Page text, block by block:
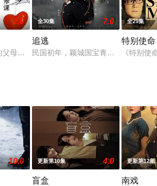
2.0
父母因车祸身亡，妹妹箬婷患病住院，父好友
全30集 7.0
追逃
民国初年，颖城国宝青铜狮子被盗，
全29集
特别使命
《特别
10.0 更新第10集 4.0
盲盒
更新第12集
南戏